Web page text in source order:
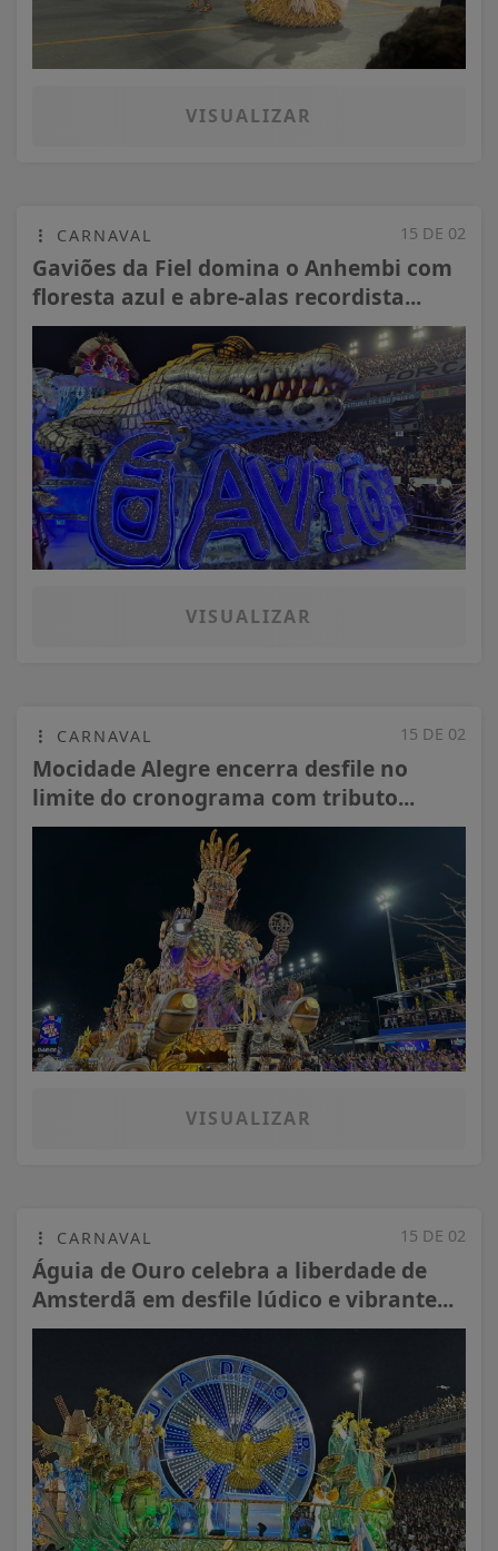
VISUALIZAR
15 DE 02
CARNAVAL
Gaviões da Fiel domina o Anhembi com
floresta azul e abre-alas recordista...
VISUALIZAR
15 DE 02
CARNAVAL
Mocidade Alegre encerra desfile no
limite do cronograma com tributo...
VISUALIZAR
15 DE 02
CARNAVAL
Águia de Ouro celebra a liberdade de
Amsterdã em desfile lúdico e vibrante...